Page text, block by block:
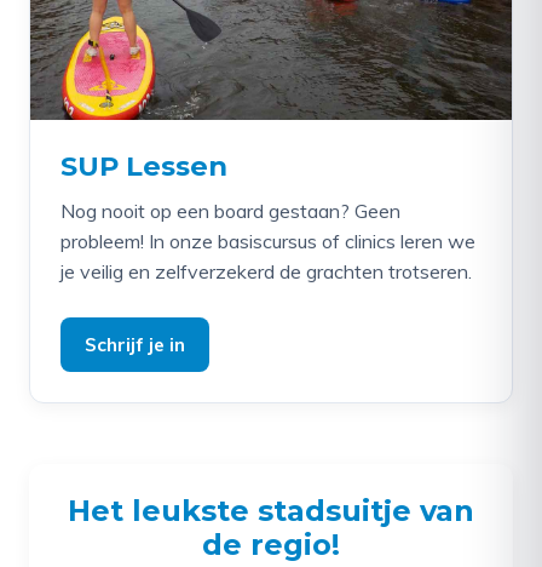
SUP Lessen
Nog nooit op een board gestaan? Geen
probleem! In onze basiscursus of clinics leren we
je veilig en zelfverzekerd de grachten trotseren.
Schrijf je in
Het leukste stadsuitje van
de regio!